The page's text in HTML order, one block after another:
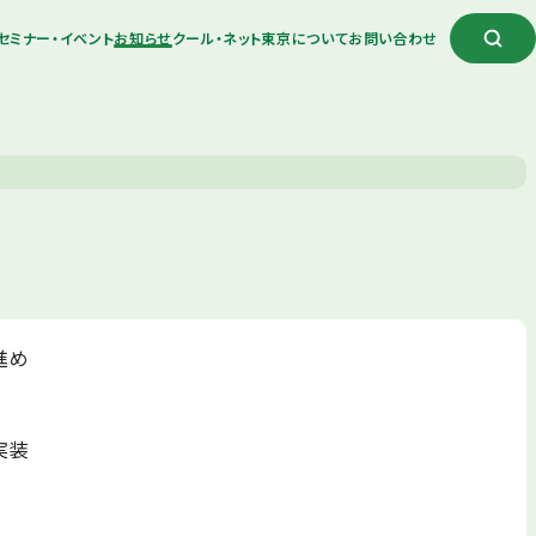
ミナー・イベントお知らせクール・ネット東京についてお問い合わせ
め
装